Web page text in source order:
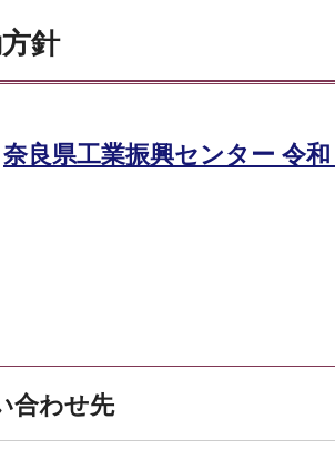
針
奈良県工業振興センター 令
合わせ先